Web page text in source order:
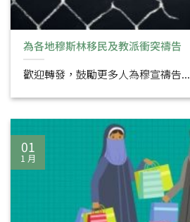
為各地穆斯林移民及教派衝突禱告
歡迎轉發，鼓勵更多人為穆宣禱告...
01
1 月